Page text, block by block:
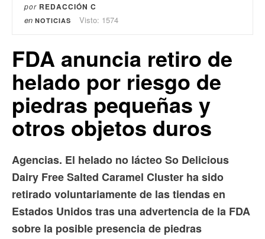
por REDACCIÓN C
en NOTICIAS Visto: 1574
FDA anuncia retiro de
helado por riesgo de
piedras pequeñas y
otros objetos duros
Agencias. El helado no lácteo So Delicious
Dairy Free Salted Caramel Cluster ha sido
retirado voluntariamente de las tiendas en
Estados Unidos tras una advertencia de la FDA
sobre la posible presencia de piedras